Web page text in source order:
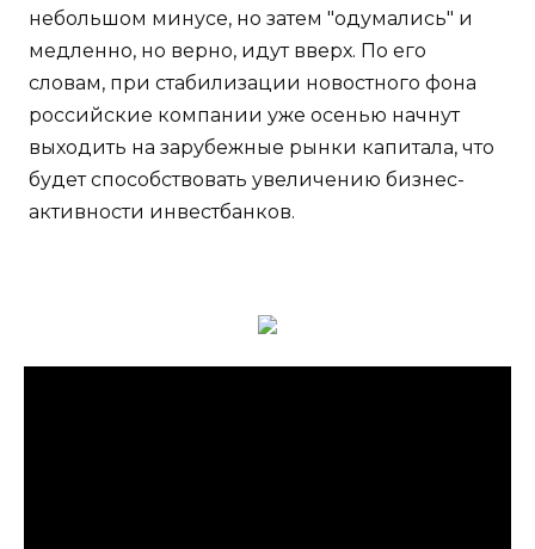
небольшом минусе, но затем "одумались" и
медленно, но верно, идут вверх. По его
словам, при стабилизации новостного фона
российские компании уже осенью начнут
выходить на зарубежные рынки капитала, что
будет способствовать увеличению бизнес-
активности инвестбанков.